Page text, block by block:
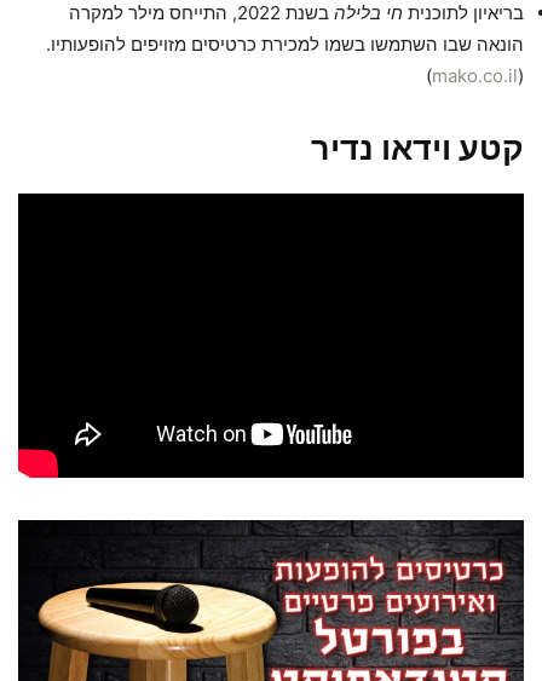
בריאיון לתוכנית חי בלילה
בשנת 2022, התייחס מילר למקרה
הונאה שבו השתמשו בשמו למכירת כרטיסים מזויפים להופעותיו.
(
mako.co.il
)
קטע וידאו נדיר